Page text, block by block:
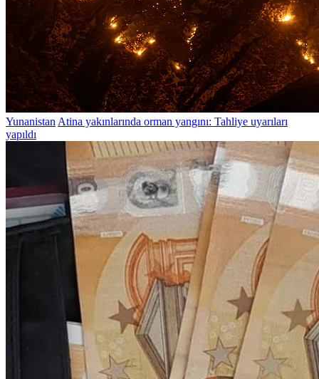
Yunanistan Atina yakınlarında orman yangını: Tahliye uyarıları
yapıldı